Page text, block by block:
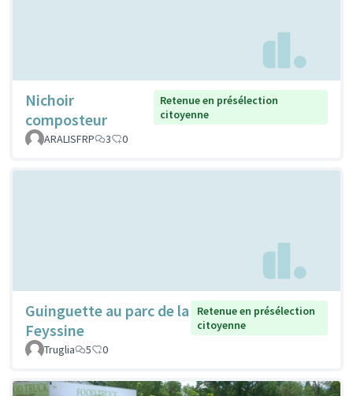
Nichoir
composteur
Retenue en présélection
citoyenne
ARALISFRP
3 0
Guinguette au parc de la
Feyssine
Retenue en présélection
citoyenne
Truglia
5 0